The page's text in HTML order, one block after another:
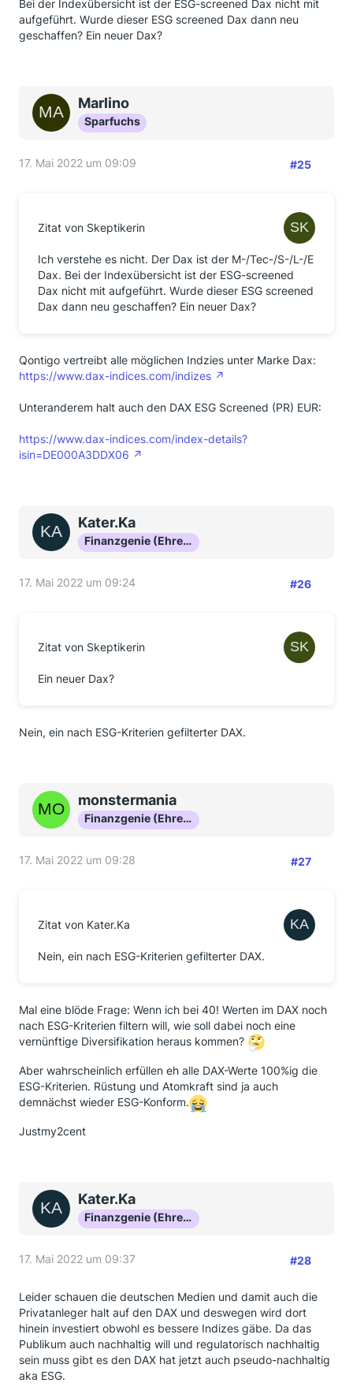
Bei der Indexübersicht ist der ESG-screened Dax nicht mit
aufgeführt. Wurde dieser ESG screened Dax dann neu
geschaffen? Ein neuer Dax?
Marlino
Sparfuchs
17. Mai 2022 um 09:09 #25
Zitat von Skeptikerin
Ich verstehe es nicht. Der Dax ist der M-/Tec-/S-/L-/E
Dax. Bei der Indexübersicht ist der ESG-screened
Dax nicht mit aufgeführt. Wurde dieser ESG screened
Dax dann neu geschaffen? Ein neuer Dax?
Qontigo vertreibt alle möglichen Indzies unter Marke Dax:
https://www.dax-indices.com/indizes
Unteranderem halt auch den DAX ESG Screened (PR) EUR:
https://www.dax-indices.com/index-details?
isin=DE000A3DDX06
Kater.Ka
Finanzgenie (Ehrenmitglied)
17. Mai 2022 um 09:24 #26
Zitat von Skeptikerin
Ein neuer Dax?
Nein, ein nach ESG-Kriterien gefilterter DAX.
monstermania
Finanzgenie (Ehrenmitglied)
17. Mai 2022 um 09:28 #27
Zitat von Kater.Ka
Nein, ein nach ESG-Kriterien gefilterter DAX.
Mal eine blöde Frage: Wenn ich bei 40! Werten im DAX noch
nach ESG-Kriterien filtern will, wie soll dabei noch eine
vernünftige Diversifikation heraus kommen?
Aber wahrscheinlich erfüllen eh alle DAX-Werte 100%ig die
ESG-Kriterien. Rüstung und Atomkraft sind ja auch
demnächst wieder ESG-Konform.
Justmy2cent
Kater.Ka
Finanzgenie (Ehrenmitglied)
17. Mai 2022 um 09:37 #28
Leider schauen die deutschen Medien und damit auch die
Privatanleger halt auf den DAX und deswegen wird dort
hinein investiert obwohl es bessere Indizes gäbe. Da das
Publikum auch nachhaltig will und regulatorisch nachhaltig
sein muss gibt es den DAX hat jetzt auch pseudo-nachhaltig
aka ESG.